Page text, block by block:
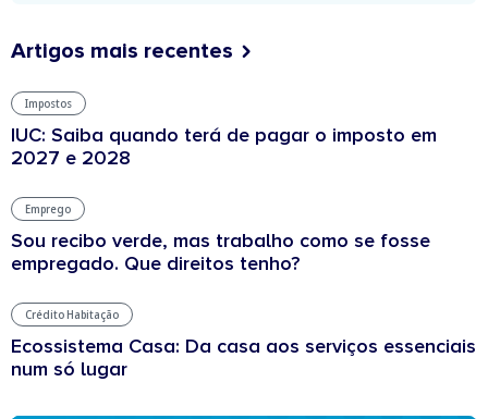
Artigos mais recentes
Impostos
IUC: Saiba quando terá de pagar o imposto em
2027 e 2028
Emprego
Sou recibo verde, mas trabalho como se fosse
empregado. Que direitos tenho?
Crédito Habitação
Ecossistema Casa: Da casa aos serviços essenciais
num só lugar